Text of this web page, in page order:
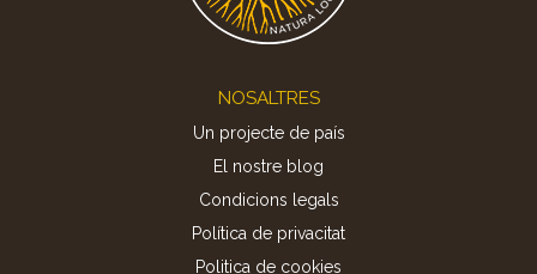
NOSALTRES
Un projecte de país
El nostre blog
Condicions legals
Política de privacitat
Politica de cookies